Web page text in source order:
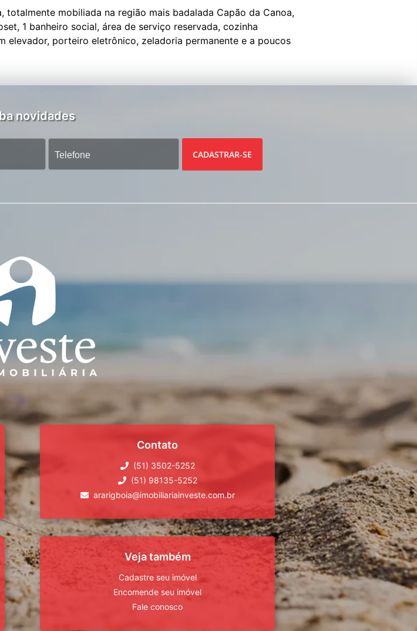
mobiliada na região mais badalada Capão da Canoa,
1 banheiro social, área de serviço reservada, cozinha
elevador, porteiro eletrônico, zeladoria permanente e a poucos
novidades
CADASTRAR-SE
Contato
(51) 3502-5252
(51) 98135-5252
ararigboia@imobiliariainveste.com.br
Veja também
Cadastre seu imóvel
Encomende seu imóvel
Fale conosco